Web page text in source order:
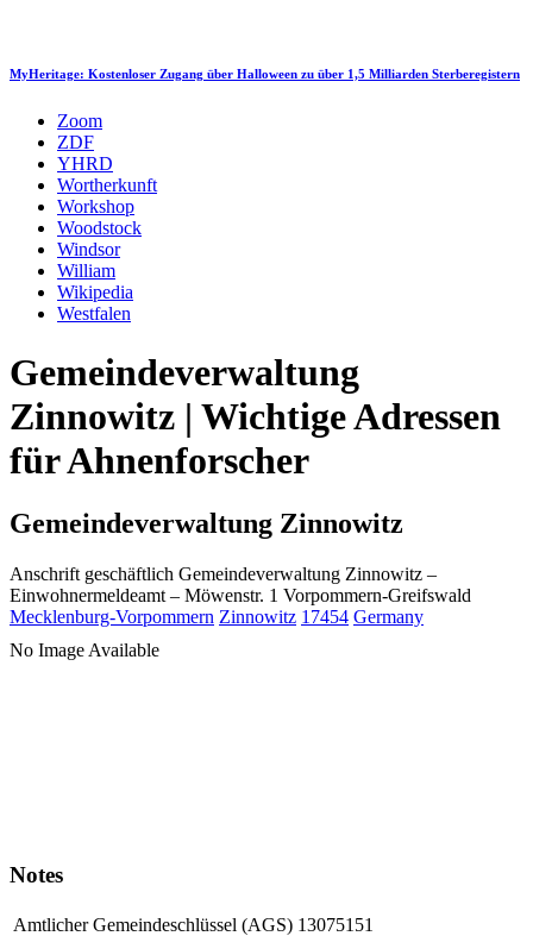
MyHeritage: Kostenloser Zugang über Halloween zu über 1,5 Milliarden Sterberegistern
Zoom
ZDF
YHRD
Wortherkunft
Workshop
Woodstock
Windsor
William
Wikipedia
Westfalen
Gemeindeverwaltung
Zinnowitz | Wichtige Adressen
für Ahnenforscher
Gemeindeverwaltung Zinnowitz
Anschrift geschäftlich Gemeindeverwaltung Zinnowitz –
Einwohnermeldeamt – Möwenstr. 1 Vorpommern-Greifswald
Mecklenburg-Vorpommern Zinnowitz 17454 Germany
No Image Available
Notes
Amtlicher Gemeindeschlüssel (AGS) 13075151